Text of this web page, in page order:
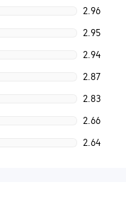
2.96
2.95
2.94
2.87
2.83
2.66
2.64